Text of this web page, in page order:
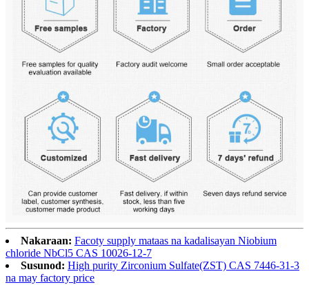
Nakaraan: Facoty supply mataas na kadalisayan Niobium
chloride NbCl5 CAS 10026-12-7
Susunod: High purity Zirconium Sulfate(ZST) CAS 7446-31-3
na may factory price